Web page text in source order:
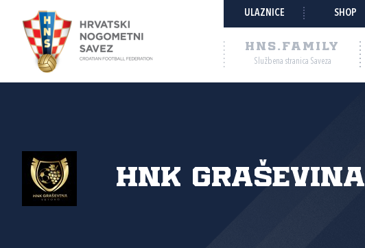
ULAZNICE SHOP
HNS.FAMILY
Službena stranica Saveza
HNK Graševina